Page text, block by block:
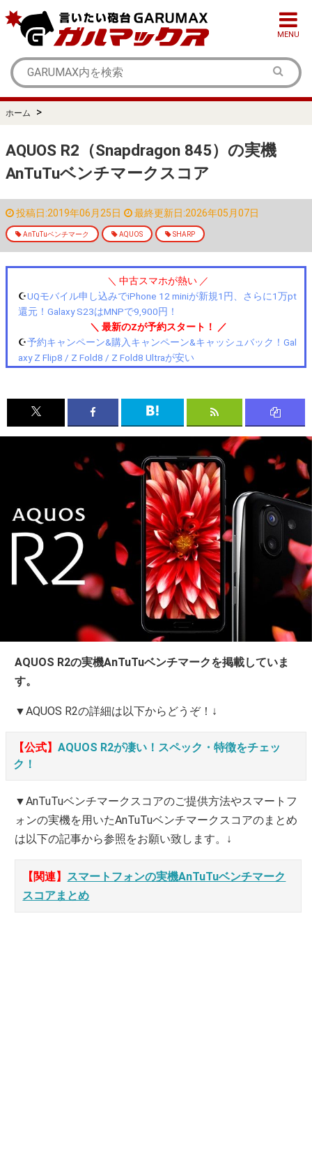
MENU
ホーム >
AQUOS R2（Snapdragon 845）の実機
AnTuTuベンチマークスコア
投稿日:2019年06月25日 最終更新日:2026年05月07日
AnTuTuベンチマーク AQUOS SHARP
＼ 中古スマホが熱い ／
☪️UQモバイル申し込みでiPhone 12 miniが新規1円、さらに1万pt
還元！Galaxy S23はMNPで9,900円！
＼ 最新のZが予約スタート！ ／
☪️予約キャンペーン&購入キャンペーン&キャッシュバック！Gal
axy Z Flip8 / Z Fold8 / Z Fold8 Ultraが安い
AQUOS R2の実機AnTuTuベンチマークを掲載していま
す。
▼AQUOS R2の詳細は以下からどうぞ！↓
【公式】 AQUOS R2が凄い！スペック・特徴をチェッ
ク！
▼AnTuTuベンチマークスコアのご提供方法やスマートフ
ォンの実機を用いたAnTuTuベンチマークスコアのまとめ
は以下の記事から参照をお願い致します。↓
【関連】 スマートフォンの実機AnTuTuベンチマーク
スコアまとめ